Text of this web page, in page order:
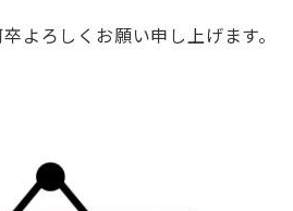
よろしくお願い申し上げます。